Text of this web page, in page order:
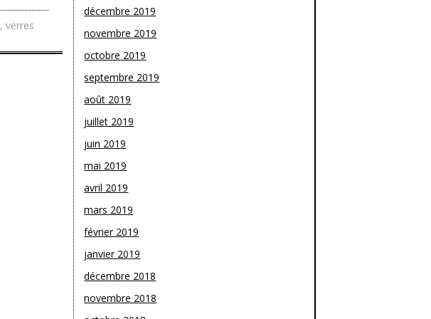
, verres
décembre 2019
novembre 2019
octobre 2019
septembre 2019
août 2019
juillet 2019
juin 2019
mai 2019
avril 2019
mars 2019
février 2019
janvier 2019
décembre 2018
novembre 2018